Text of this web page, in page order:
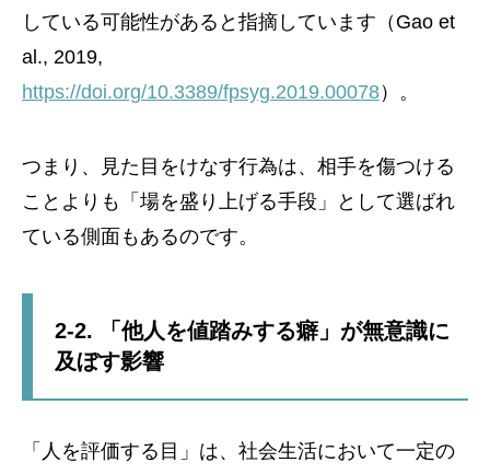
している可能性があると指摘しています（Gao et
al., 2019,
https://doi.org/10.3389/fpsyg.2019.00078）。
つまり、見た目をけなす行為は、相手を傷つける
ことよりも「場を盛り上げる手段」として選ばれ
ている側面もあるのです。
2-2. 「他人を値踏みする癖」が無意識に
及ぼす影響
「人を評価する目」は、社会生活において一定の